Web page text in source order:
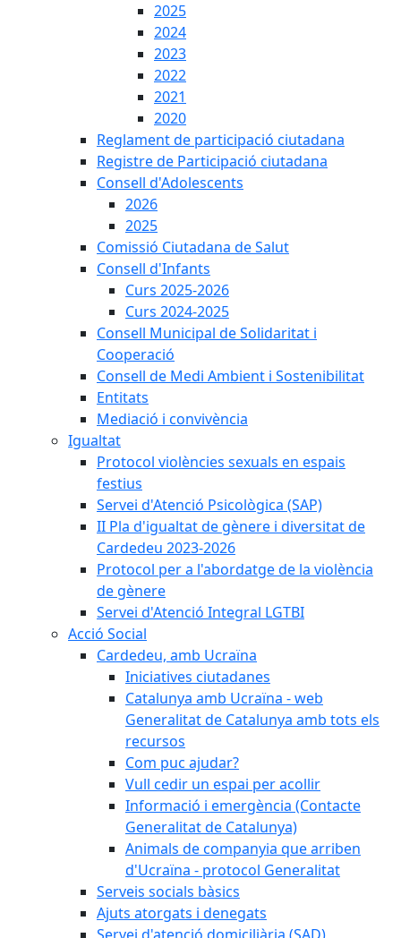
2025
2024
2023
2022
2021
2020
Reglament de participació ciutadana
Registre de Participació ciutadana
Consell d'Adolescents
2026
2025
Comissió Ciutadana de Salut
Consell d'Infants
Curs 2025-2026
Curs 2024-2025
Consell Municipal de Solidaritat i
Cooperació
Consell de Medi Ambient i Sostenibilitat
Entitats
Mediació i convivència
Igualtat
Protocol violències sexuals en espais
festius
Servei d'Atenció Psicològica (SAP)
II Pla d'igualtat de gènere i diversitat de
Cardedeu 2023-2026
Protocol per a l'abordatge de la violència
de gènere
Servei d'Atenció Integral LGTBI
Acció Social
Cardedeu, amb Ucraïna
Iniciatives ciutadanes
Catalunya amb Ucraïna - web
Generalitat de Catalunya amb tots els
recursos
Com puc ajudar?
Vull cedir un espai per acollir
Informació i emergència (Contacte
Generalitat de Catalunya)
Animals de companyia que arriben
d'Ucraïna - protocol Generalitat
Serveis socials bàsics
Ajuts atorgats i denegats